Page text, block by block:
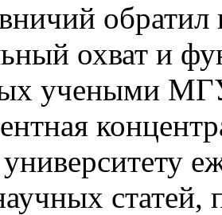
обратил
охват и
учеными